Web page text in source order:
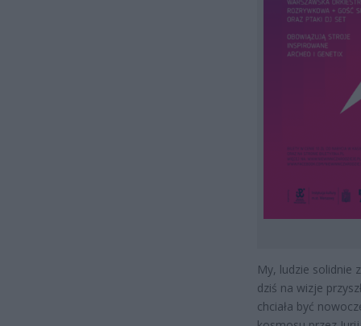
My, ludzie solidnie
dziś na wizje
chciała być